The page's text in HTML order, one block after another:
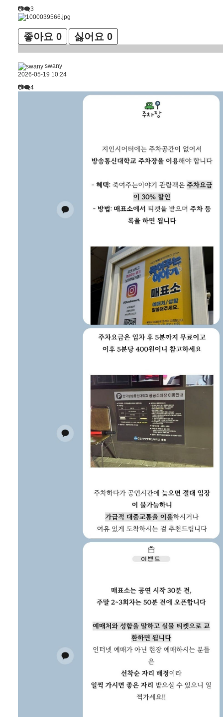
📷🗨3
좋아요 0 싫어요 0
swany
2026-05-19 10:24
📷🗨4